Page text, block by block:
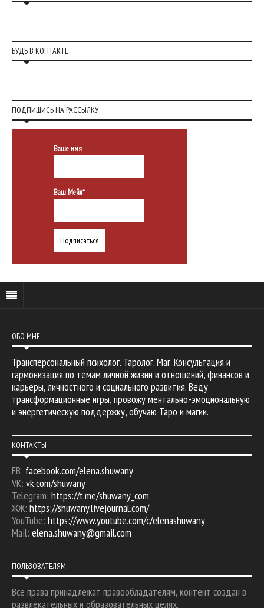
БУДЬ В КОНТАКТЕ
ПОДПИШИСЬ НА РАССЫЛКУ
Ваше имя
Ваш Мейл*
ОБО МНЕ
Трансперсональный психолог. Таролог. Маг. Консультация и
гармонизация по темам личной жизни и отношений, финансов и
карьеры, личностного и социального развития. Веду
трансформационные игры, провожу ментально-эмоциональную
и энергетическую поддержку, обучаю Таро и магии.
КОНТАКТЫ
FB: facebook.com/elena.shuwany
VK: vk.com/shuwany
Telegram: https://t.me/shuwany_com
ЖЖ: https://shuwany.livejournal.com/
YouTube: https://www.youtube.com/c/elenashuwany
Mail: elena.shuwany@gmail.com
ПОЛЬЗОВАТЕЛЯМ
Все права принадлежат правообладателям, контент создан в
развлекательных и образовательных целях.